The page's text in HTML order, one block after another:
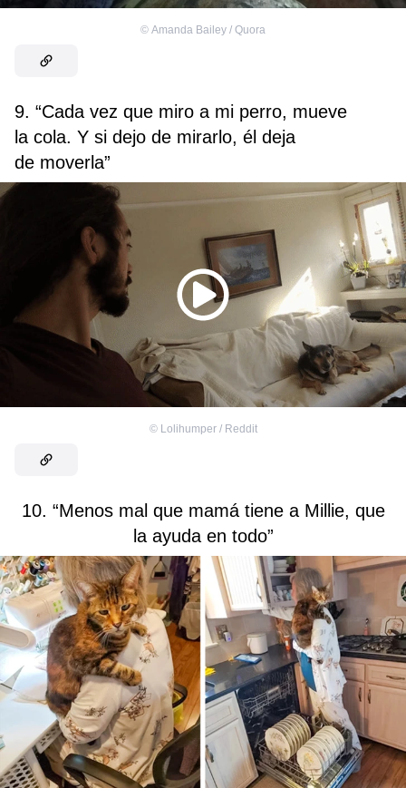
© Amanda Bailey / Quora
9. “Cada vez que miro a mi perro, mueve
la cola. Y si dejo de mirarlo, él deja
de moverla”
© Lolihumper / Reddit
10. “Menos mal que mamá tiene a Millie, que
la ayuda en todo”